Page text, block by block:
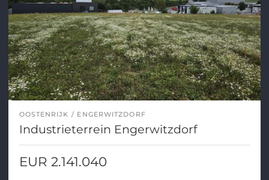
OOSTENRIJK ENGERWITZDORF
Industrieterrein Engerwitzdorf
EUR 2.141.040